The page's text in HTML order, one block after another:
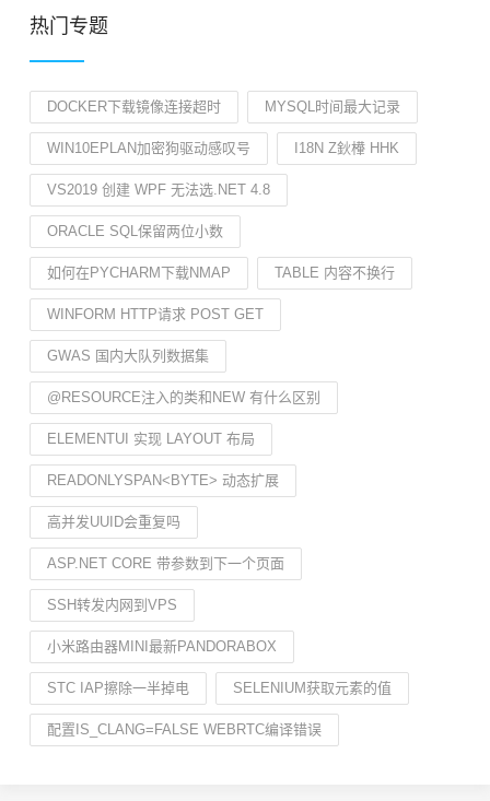
热门专题
DOCKER下载镜像连接超时 MYSQL时间最大记录
WIN10EPLAN加密狗驱动感叹号 I18N Z鈥檋 HHK
VS2019 创建 WPF 无法选.NET 4.8
ORACLE SQL保留两位小数
如何在PYCHARM下载NMAP TABLE 内容不换行
WINFORM HTTP请求 POST GET
GWAS 国内大队列数据集
@RESOURCE注入的类和NEW 有什么区别
ELEMENTUI 实现 LAYOUT 布局
READONLYSPAN<BYTE> 动态扩展
高并发UUID会重复吗
ASP.NET CORE 带参数到下一个页面
SSH转发内网到VPS
小米路由器MINI最新PANDORABOX
STC IAP擦除一半掉电 SELENIUM获取元素的值
配置IS_CLANG=FALSE WEBRTC编译错误